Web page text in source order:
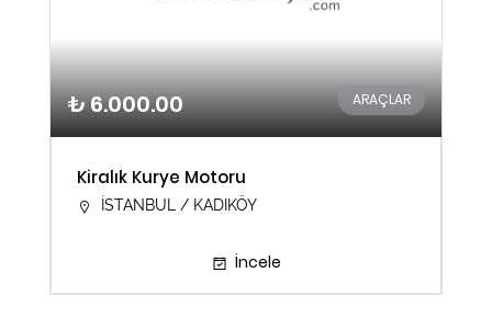
₺ 6.000.00 ARAÇLAR
Kiralık Kurye Motoru
İSTANBUL / KADIKÖY
İncele